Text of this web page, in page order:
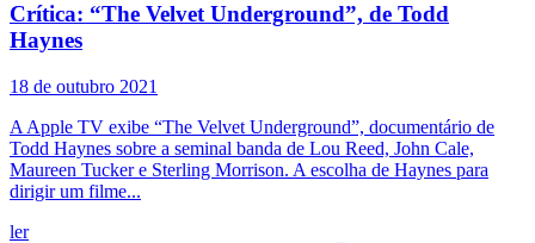
Crítica: “The Velvet Underground”, de Todd
Haynes
18 de outubro 2021
A Apple TV exibe “The Velvet Underground”, documentário de
Todd Haynes sobre a seminal banda de Lou Reed, John Cale,
Maureen Tucker e Sterling Morrison. A escolha de Haynes para
dirigir um filme...
ler